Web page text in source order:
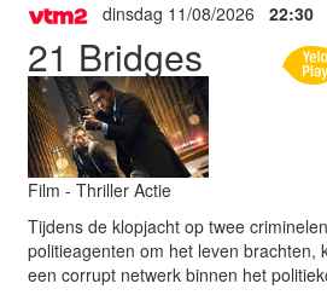
dinsdag 11/08/2026 22:30
21 Bridges
Film - Thriller Actie
Tijdens de klopjacht op twee
politieagenten om het leven brachten,
een corrupt netwerk binnen het